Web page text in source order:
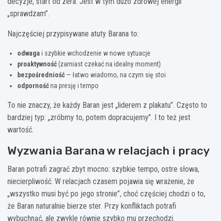
„sprawdzam”.
Najczęściej przypisywane atuty Barana to:
odwaga i szybkie wchodzenie w nowe sytuacje
proaktywność(zamiast czekać na idealny moment)
bezpośredniość — łatwo wiadomo, na czym się stoi
odpornośćna presję i tempo
To nie znaczy, że każdy Baran jest „liderem z plakatu”. Często to
bardziej typ: „zróbmy to, potem dopracujemy”. I to też jest
wartość.
Wyzwania Barana w relacjach i pracy
Baran potrafi zagrać zbyt mocno: szybkie tempo, ostre słowa,
niecierpliwość. W relacjach czasem pojawia się wrażenie, że
„wszystko musi być po jego stronie”, choć częściej chodzi o to,
że Baran naturalnie bierze ster. Przy konfliktach potrafi
wybuchnąć, ale zwykle równie szybko mu przechodzi.